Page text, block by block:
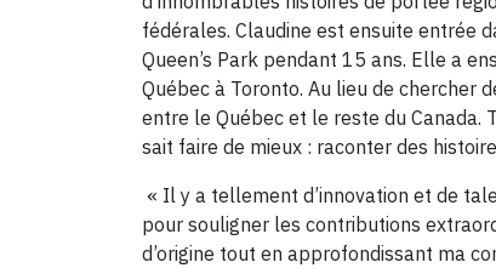
fédérales. Claudine est ensuite entrée
Queen’s Park pendant 15 ans. Elle a
Québec à Toronto. Au lieu de
entre le Québec et le reste du Canada.
sait faire de mieux : raconter des
« Il y a tellement d’innovation et de
pour souligner les contributions
d’origine tout en approfondissant ma